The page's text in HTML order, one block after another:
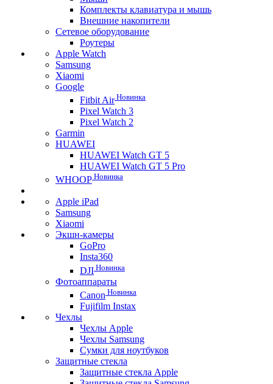
Комплекты клавиатура и мышь
Внешние накопители
Сетевое оборудование
Роутеры
Apple Watch
Samsung
Xiaomi
Google
Fitbit AirНовинка
Pixel Watch 3
Pixel Watch 2
Garmin
HUAWEI
HUAWEI Watch GT 5
HUAWEI Watch GT 5 Pro
WHOOP Новинка
Apple iPad
Samsung
Xiaomi
Экшн-камеры
GoPro
Insta360
DJI Новинка
Фотоаппараты
Canon Новинка
Fujifilm Instax
Чехлы
Чехлы Apple
Чехлы Samsung
Сумки для ноутбуков
Защитные стекла
Защитные стекла Apple